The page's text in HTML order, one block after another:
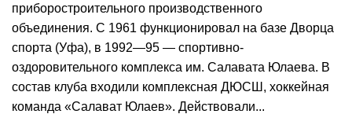
приборостроительного производственного
объединения. С 1961 функционировал на базе Дворца
спорта (Уфа), в 1992—95 — спортивно-
оздоровительного комплекса им. Салавата Юлаева. В
состав клуба входили комплексная ДЮСШ, хоккейная
команда «Салават Юлаев». Действовали...